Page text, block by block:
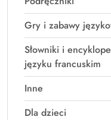
Gry i zabawy
Słowniki i
języku francuskim
Inne
Dla dzieci